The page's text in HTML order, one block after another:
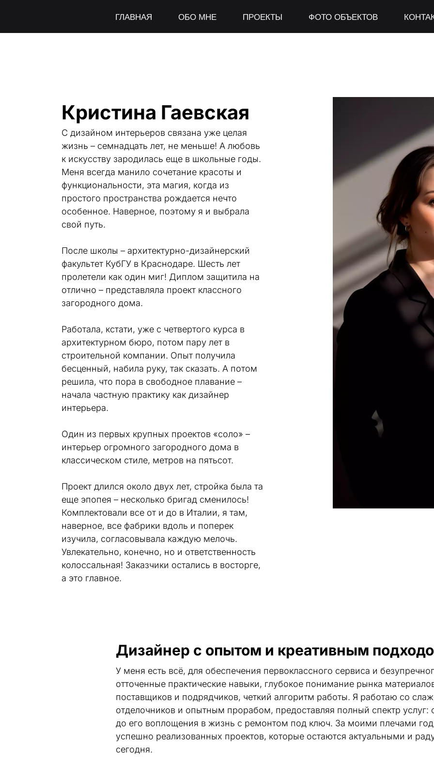
ГЛАВНАЯ ОБО МНЕ ПРОЕКТЫ ФОТО ОБЪЕКТОВ
Кристина Гаевская
С дизайном интерьеров связана уже целая
жизнь – семнадцать лет, не меньше! А любовь
к искусству зародилась еще в школьные годы.
Меня всегда манило сочетание красоты и
функциональности, эта магия, когда из
простого пространства рождается нечто
особенное. Наверное, поэтому я и выбрала
свой путь.
После школы – архитектурно-дизайнерский
факультет КубГУ в Краснодаре. Шесть лет
пролетели как один миг! Диплом защитила на
отлично – представляла проект классного
загородного дома.
Работала, кстати, уже с четвертого курса в
архитектурном бюро, потом пару лет в
строительной компании. Опыт получила
бесценный, набила руку, так сказать. А потом
решила, что пора в свободное плавание –
начала частную практику как дизайнер
интерьера.
Один из первых крупных проектов «соло» –
интерьер огромного загородного дома в
классическом стиле, метров на пятьсот.
Проект длился около двух лет, стройка была та
еще эпопея – несколько бригад сменилось!
Комплектовали все от и до в Италии, я там,
наверное, все фабрики вдоль и поперек
изучила, согласовывала каждую мелочь.
Увлекательно, конечно, но и ответственность
колоссальная! Заказчики остались в восторге,
а это главное.
Дизайнер с опытом и креативным
У меня есть всё, для обеспечения первоклассного сервиса и
отточенные практические навыки, глубокое понимание рынка
поставщиков и подрядчиков, четкий алгоритм работы. Я работаю со
отделочников и опытным прорабом, предоставляя полный спектр услуг:
до его воплощения в жизнь с ремонтом под ключ. За моими плечами
успешно реализованных проектов, которые остаются актуальными и
сегодня.